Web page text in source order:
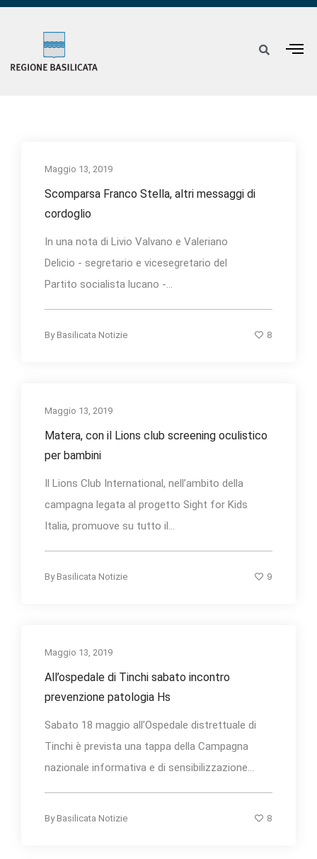
Maggio 13, 2019
Scomparsa Franco Stella, altri messaggi di
cordoglio
In una nota di Livio Valvano e Valeriano
Delicio - segretario e vicesegretario del
Partito socialista lucano -...
By Basilicata Notizie 8
Maggio 13, 2019
Matera, con il Lions club screening oculistico
per bambini
Il Lions Club International, nell’ambito della
campagna legata al progetto Sight for Kids
Italia, promuove su tutto il...
By Basilicata Notizie 9
Maggio 13, 2019
All’ospedale di Tinchi sabato incontro
prevenzione patologia Hs
Sabato 18 maggio all’Ospedale distrettuale di
Tinchi è prevista una tappa della Campagna
nazionale informativa e di sensibilizzazione...
By Basilicata Notizie 8